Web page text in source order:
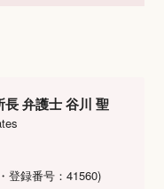
弁護士 谷川 聖
登録番号：41560)